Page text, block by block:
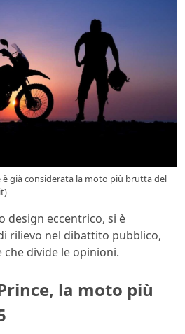
già considerata la moto più brutta del
design eccentrico, si è
rilievo nel dibattito pubblico,
che divide le opinioni.
la moto più